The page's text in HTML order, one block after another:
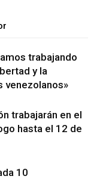
trabajando
y la
venezolanos»
trabajarán en el
hasta el 12 de
10